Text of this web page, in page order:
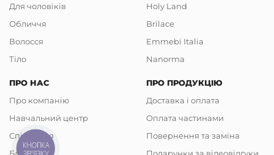
Для чоловіків
Обличчя
Волосся
Тіло
Holy Land
Brilace
Emmebi Italia
Nanorma
ПРО НАС
Про компанію
Навчальний центр
Співпраця
ПРО ПРОДУКЦІЮ
Доставка і оплата
Оплата частинами
Повернення та заміна
КНОПКА